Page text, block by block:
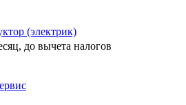
(электрик)
до вычета налогов